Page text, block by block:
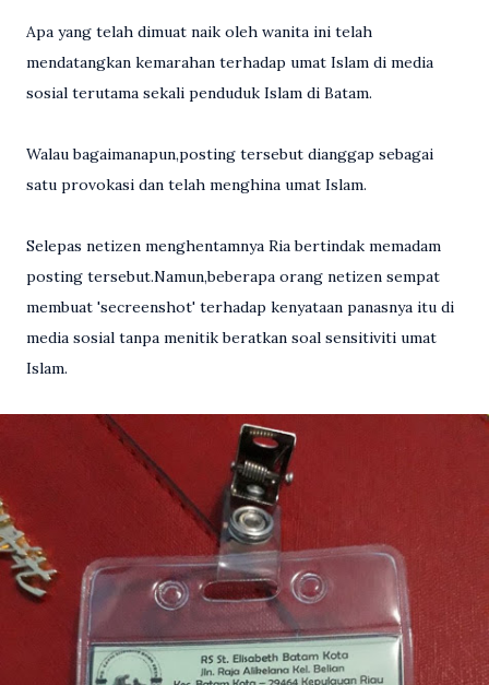
Apa yang telah dimuat naik oleh wanita ini telah
mendatangkan kemarahan terhadap umat Islam di media
sosial terutama sekali penduduk Islam di Batam.
Walau bagaimanapun,posting tersebut dianggap sebagai
satu provokasi dan telah menghina umat Islam.
Selepas netizen menghentamnya Ria bertindak memadam
posting tersebut.Namun,beberapa orang netizen sempat
membuat 'secreenshot' terhadap kenyataan panasnya itu di
media sosial tanpa menitik beratkan soal sensitiviti umat
Islam.